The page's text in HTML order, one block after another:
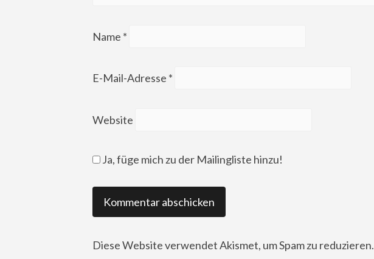
Name *
E-Mail-Adresse *
Website
Ja, füge mich zu der Mailingliste hinzu!
Diese Website verwendet Akismet, um Spam zu reduzieren.